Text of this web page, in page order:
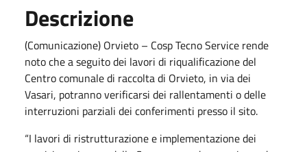
Descrizione
(Comunicazione) Orvieto – Cosp Tecno Service rende
noto che a seguito dei lavori di riqualificazione del
Centro comunale di raccolta di Orvieto, in via dei
Vasari, potranno verificarsi dei rallentamenti o delle
interruzioni parziali dei conferimenti presso il sito.
“I lavori di ristrutturazione e implementazione dei